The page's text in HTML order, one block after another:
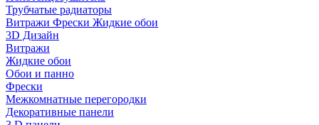
Трубчатые радиаторы
Витражи Фрески Жидкие обои
3D Дизайн
Витражи
Жидкие обои
Обои и панно
Фрески
Межкомнатные перегородки
Декоративные панели